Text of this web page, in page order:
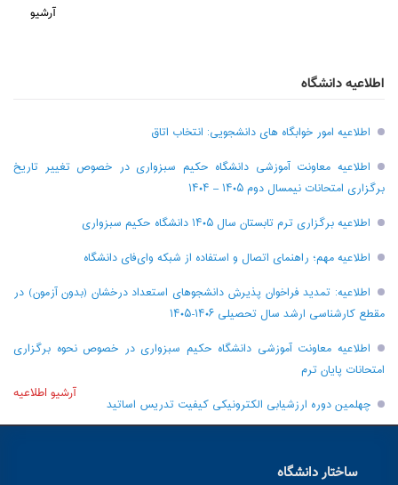
آرشیو
اطلاعیه دانشگاه
اطلاعیه امور خوابگاه های دانشجویی: انتخاب اتاق
اطلاعیه معاونت آموزشی دانشگاه حکیم سبزواری در خصوص تغییر تاریخ
برگزاری امتحانات نیمسال دوم ۱۴۰۵ – ۱۴۰۴
اطلاعیه برگزاری ترم تابستان سال ۱۴۰۵ دانشگاه حکیم سبزواری
اطلاعیه مهم؛ راهنمای اتصال و استفاده از شبکه وای‌فای دانشگاه
اطلاعیه: تمدید فراخوان پذیرش دانشجو‌های استعداد درخشان (بدون آزمون) در
مقطع کارشناسی ارشد سال تحصیلی ۱۴۰۶-۱۴۰۵
اطلاعیه معاونت آموزشی دانشگاه حکیم سبزواری در خصوص نحوه برگزاری
امتحانات پایان ترم
چهلمین دوره ارزشیابی الکترونیکی کیفیت تدریس اساتید
آرشیو اطلاعیه
ساختار دانشگاه